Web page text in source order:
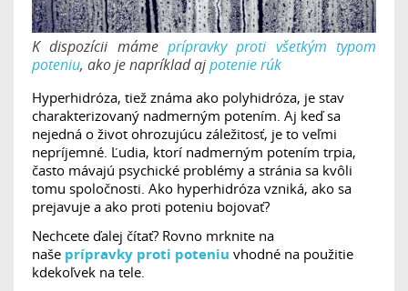
K dispozícii máme prípravky proti všetkým typom
poteniu, ako je napríklad ajpotenie rúk
Hyperhidróza, tiež známa ako polyhidróza, je stav
charakterizovaný nadmerným potením. Aj keď sa
nejedná o život ohrozujúcu záležitosť, je to veľmi
nepríjemné. Ľudia, ktorí nadmerným potením trpia,
často mávajú psychické problémy a stránia sa kvôli
tomu spoločnosti. Ako hyperhidróza vzniká, ako sa
prejavuje a ako proti poteniu bojovať?
Nechcete ďalej čítať? Rovno mrknite na
naše prípravky proti poteniu vhodné na použitie
kdekoľvek na tele.